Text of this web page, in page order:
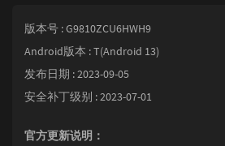
版本号 : G9810ZCU6HWH9
Android版本 : T(Android 13)
发布日期 : 2023-09-05
安全补丁级别 : 2023-07-01
官方更新说明：